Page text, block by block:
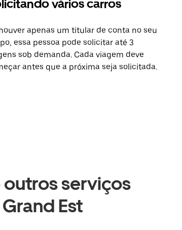
vários carros
apenas um titular de conta no seu
essa pessoa pode solicitar até 3
sob demanda. Cada viagem deve
antes que a próxima seja solicitada.
serviços
Est